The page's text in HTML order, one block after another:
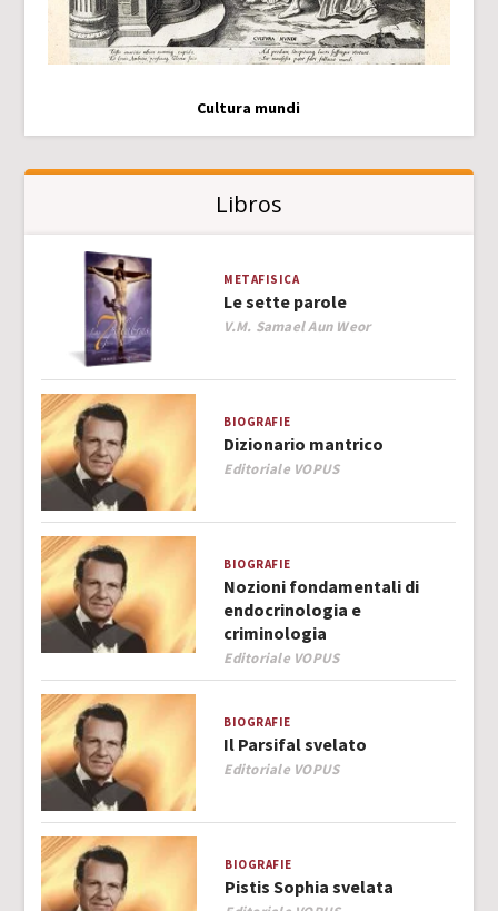
Cultura mundi
Libros
METAFISICA
Le sette parole
Author
V.M. Samael Aun Weor
BIOGRAFIE
Dizionario mantrico
Author
Editoriale VOPUS
BIOGRAFIE
Nozioni fondamentali di
endocrinologia e
criminologia
Author
Editoriale VOPUS
BIOGRAFIE
Il Parsifal svelato
Author
Editoriale VOPUS
BIOGRAFIE
Pistis Sophia svelata